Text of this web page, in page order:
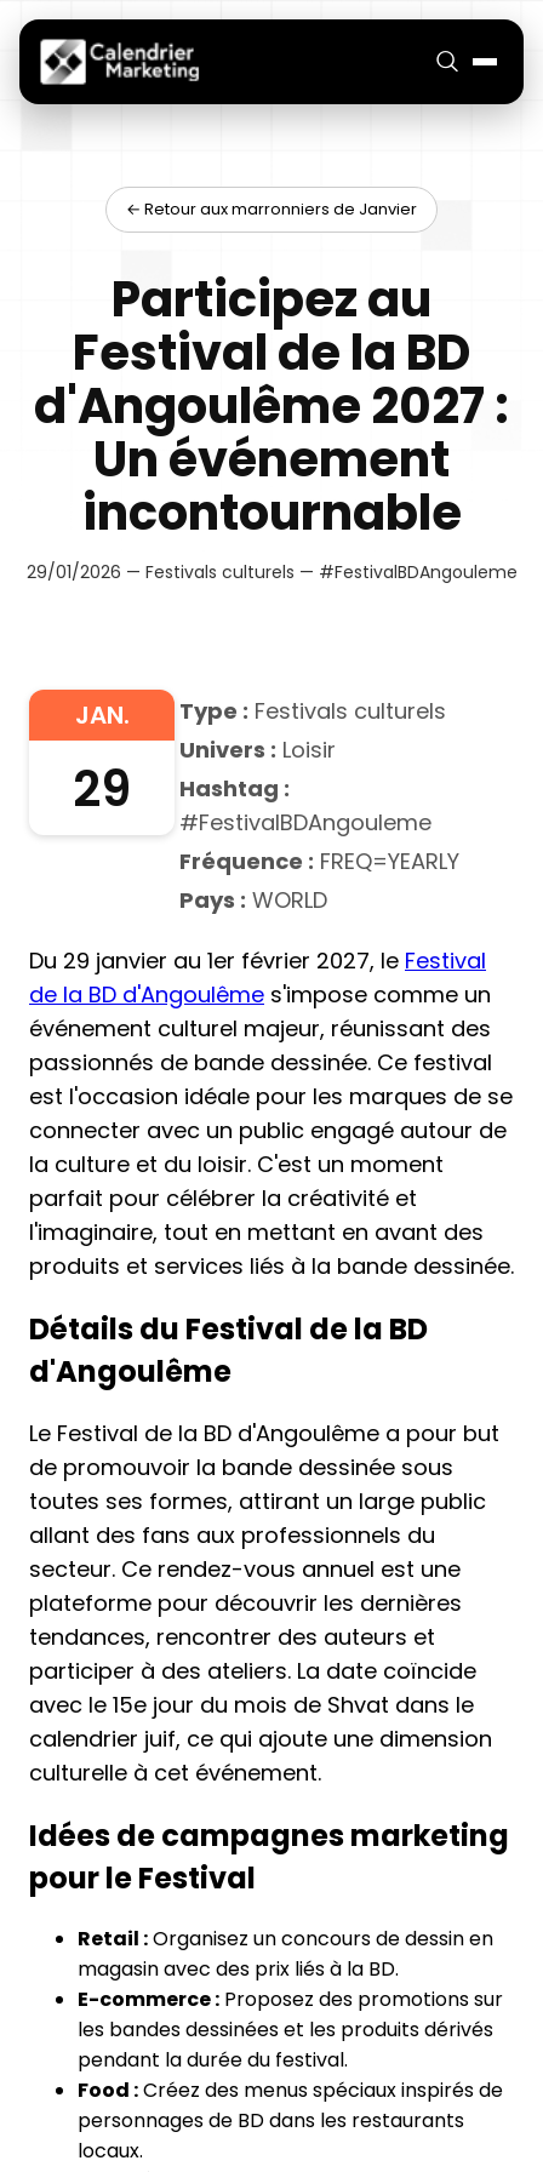
← Retour aux marronniers de Janvier
Participez au
Festival de la BD
d'Angoulême 2027 :
Un événement
incontournable
29/01/2026 — Festivals culturels — #FestivalBDAngouleme
JAN.
29
Type : Festivals culturels
Univers : Loisir
Hashtag :
#FestivalBDAngouleme
Fréquence : FREQ=YEARLY
Pays : WORLD
Du 29 janvier au 1er février 2027, le Festival
de la BD d'Angoulême s'impose comme un
événement culturel majeur, réunissant des
passionnés de bande dessinée. Ce festival
est l'occasion idéale pour les marques de se
connecter avec un public engagé autour de
la culture et du loisir. C'est un moment
parfait pour célébrer la créativité et
l'imaginaire, tout en mettant en avant des
produits et services liés à la bande dessinée.
Détails du Festival de la BD
d'Angoulême
Le Festival de la BD d'Angoulême a pour but
de promouvoir la bande dessinée sous
toutes ses formes, attirant un large public
allant des fans aux professionnels du
secteur. Ce rendez-vous annuel est une
plateforme pour découvrir les dernières
tendances, rencontrer des auteurs et
participer à des ateliers. La date coïncide
avec le 15e jour du mois de Shvat dans le
calendrier juif, ce qui ajoute une dimension
culturelle à cet événement.
Idées de campagnes marketing
pour le Festival
Retail :Organisez un concours de dessin en
magasin avec des prix liés à la BD.
E-commerce : Proposez des promotions sur
les bandes dessinées et les produits dérivés
pendant la durée du festival.
Food :Créez des menus spéciaux inspirés de
personnages de BD dans les restaurants
locaux.